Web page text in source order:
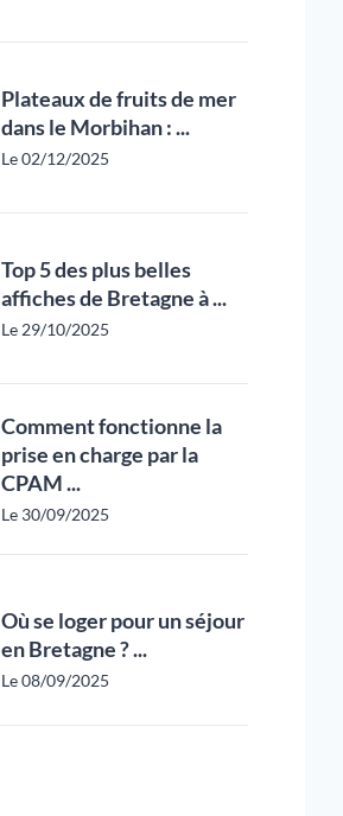
Plateaux de fruits de mer
dans le Morbihan : ...
Le 02/12/2025
Top 5 des plus belles
affiches de Bretagne à ...
Le 29/10/2025
Comment fonctionne la
prise en charge par la
CPAM ...
Le 30/09/2025
Où se loger pour un séjour
en Bretagne ? ...
Le 08/09/2025